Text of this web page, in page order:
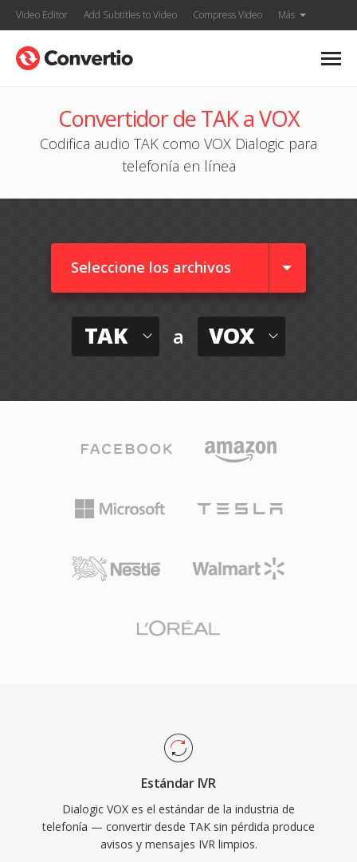
Video Editor Add Subtitles to Video Compress Video Más
Convertidor de TAK a VOX
Codifica audio TAK como VOX Dialogic para
telefonía en línea
Seleccione los archivos
TAK a VOX
Estándar IVR
Dialogic VOX es el estándar de la industria de
telefonía — convertir desde TAK sin pérdida produce
avisos y mensajes IVR limpios.